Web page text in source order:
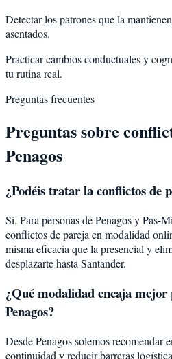
Detectar los patrones que la
asentados.
Practicar cambios conductuales y
tu rutina real.
Preguntas frecuentes
Preguntas sobre
Penagos
¿Podéis tratar laconflictos de
Sí. Para personas de Penagos y Pas-
conflictos de pareja en modalidad
misma eficacia que la presencial y
desplazarte hasta Santander.
¿Qué modalidad encaja mejor
Penagos?
Desde Penagos solemos recomendar
continuidad y reducir barreras